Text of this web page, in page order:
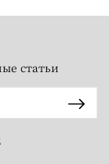
статьи